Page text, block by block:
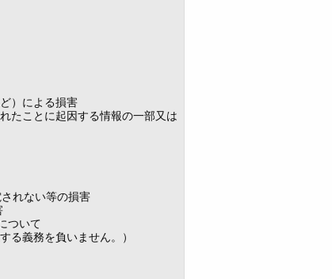
）による損害
たことに起因する情報の一部又は
れない等の損害
ついて
義務を負いません。）